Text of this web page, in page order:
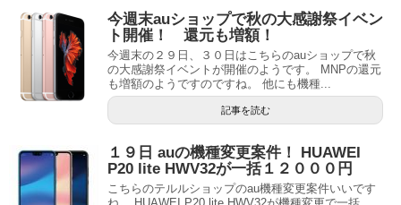
今週末auショップで秋の大感謝祭イベン
ト開催！ 還元も増額！
今週末の２９日、３０日はこちらのauショップで秋
の大感謝祭イベントが開催のようです。 MNPの還元
も増額のようですのですね。 他にも機種...
記事を読む
１９日 auの機種変更案件！ HUAWEI
P20 lite HWV32が一括１２０００円
こちらのテルルショップのau機種変更案件いいです